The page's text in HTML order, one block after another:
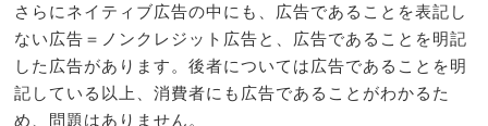
さらにネイティブ広告の中にも、広告であることを表記し
ない広告＝ノンクレジット広告と、広告であることを明記
した広告があります。後者については広告であることを明
記している以上、消費者にも広告であることがわかるた
め、問題はありません。